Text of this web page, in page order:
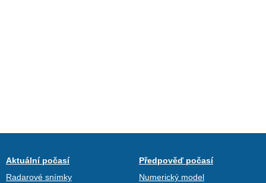
Aktuální počasí
Radarové snímky
Předpověď počasí
Numerický model